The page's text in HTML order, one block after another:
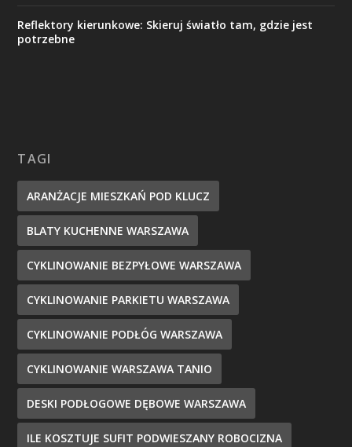
Reflektory kierunkowe: Skieruj światło tam, gdzie jest
potrzebne
TAGI
ARANŻACJE MIESZKAŃ POD KLUCZ
BLATY KUCHENNE WARSZAWA
CYKLINOWANIE BEZPYŁOWE WARSZAWA
CYKLINOWANIE PARKIETU WARSZAWA
CYKLINOWANIE PODŁÓG WARSZAWA
CYKLINOWANIE WARSZAWA TANIO
DESKI PODŁOGOWE DĘBOWE WARSZAWA
ILE KOSZTUJE SUFIT PODWIESZANY ROBOCIZNA